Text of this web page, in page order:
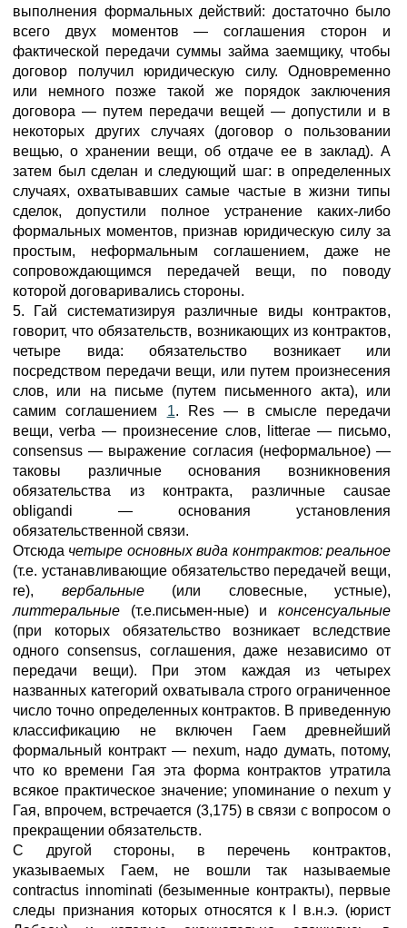
выполнения формальных действий: достаточно было
всего двух моментов — соглашения сторон и
фактической передачи суммы займа заемщику, чтобы
договор получил юридическую силу. Одновременно
или немного позже такой же порядок заключения
договора — путем передачи вещей — допустили и в
некоторых других случаях (договор о пользовании
вещью, о хранении вещи, об отдаче ее в заклад). А
затем был сделан и следующий шаг: в определенных
случаях, охватывавших самые частые в жизни типы
сделок, допустили полное устранение каких-либо
формальных моментов, признав юридическую силу за
простым, неформальным соглашением, даже не
сопровождающимся передачей вещи, по поводу
которой договаривались стороны.
5. Гай систематизируя различные виды контрактов,
говорит, что обязательств, возникающих из контрактов,
четыре вида: обязательство возникает или
посредством передачи вещи, или путем произнесения
слов, или на письме (путем письменного акта), или
самим соглашением 1. Res — в смысле передачи
вещи, verba — произнесение слов, litterae — письмо,
consensus — выражение согласия (неформальное) —
таковы различные основания возникновения
обязательства из контракта, различные causae
obligandi — основания установления
обязательственной связи.
Отсюда четыре основных вида контрактов: реальное
(т.е. устанавливающие обязательство передачей вещи,
re), вербальные(или словесные, устные),
литтеральные (т.е.письмен-ные) и консенсуальные
(при которых обязательство возникает вследствие
одного consensus, соглашения, даже независимо от
передачи вещи). При этом каждая из четырех
названных категорий охватывала строго ограниченное
число точно определенных контрактов. В приведенную
классификацию не включен Гаем древнейший
формальный контракт — nexum, надо думать, потому,
что ко времени Гая эта форма контрактов утратила
всякое практическое значение; упоминание о nexum у
Гая, впрочем, встречается (3,175) в связи с вопросом о
прекращении обязательств.
С другой стороны, в перечень контрактов,
указываемых Гаем, не вошли так называемые
contractus innominati (безыменные контракты), первые
следы признания которых относятся к I в.н.э. (юрист